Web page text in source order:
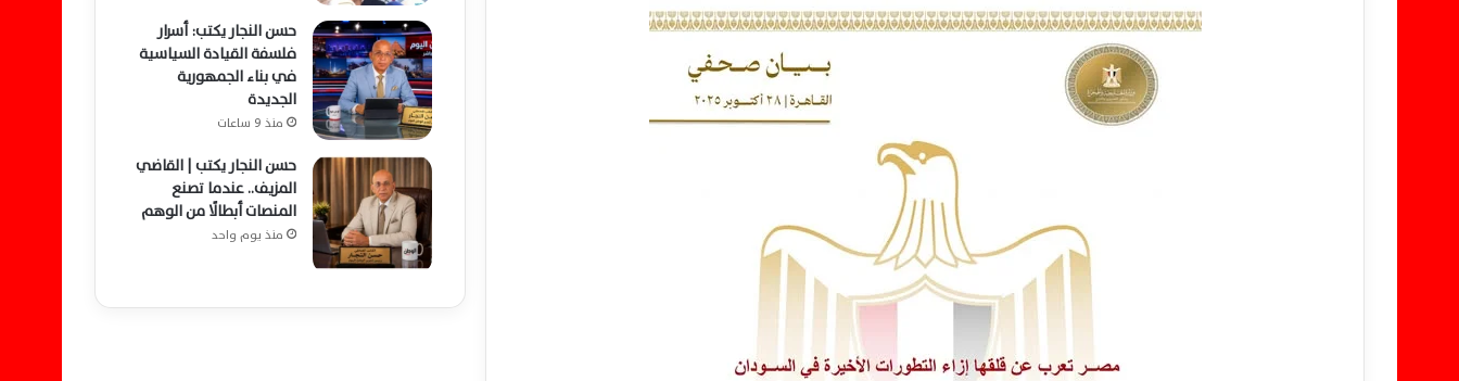
حسن النجار يكتب: أسرار
فلسفة القيادة السياسية
في بناء الجمهورية
الجديدة
منذ 9 ساعات
حسن النجار يكتب | القاضي
المزيف.. عندما تصنع
المنصات أبطالًا من الوهم
منذ يوم واحد